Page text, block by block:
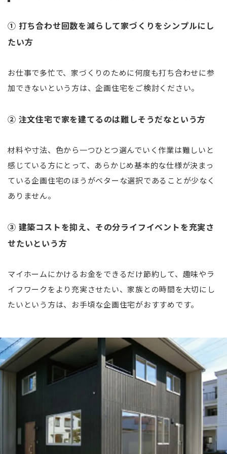
① 打ち合わせ回数を減らして家づくりをシンプルにし
たい方
お仕事で多忙で、家づくりのために何度も打ち合わせに参
加できないという方は、企画住宅をご検討ください。
② 注文住宅で家を建てるのは難しそうだなという方
材料や寸法、色から一つひとつ選んでいく作業は難しいと
感じている方にとって、あらかじめ基本的な仕様が決まっ
ている企画住宅のほうがベターな選択であることが少なく
ありません。
③ 建築コストを抑え、その分ライフイベントを充実さ
せたいという方
マイホームにかけるお金をできるだけ節約して、趣味やラ
イフワークをより充実させたい、家族との時間を大切にし
たいという方は、お手頃な企画住宅がおすすめです。